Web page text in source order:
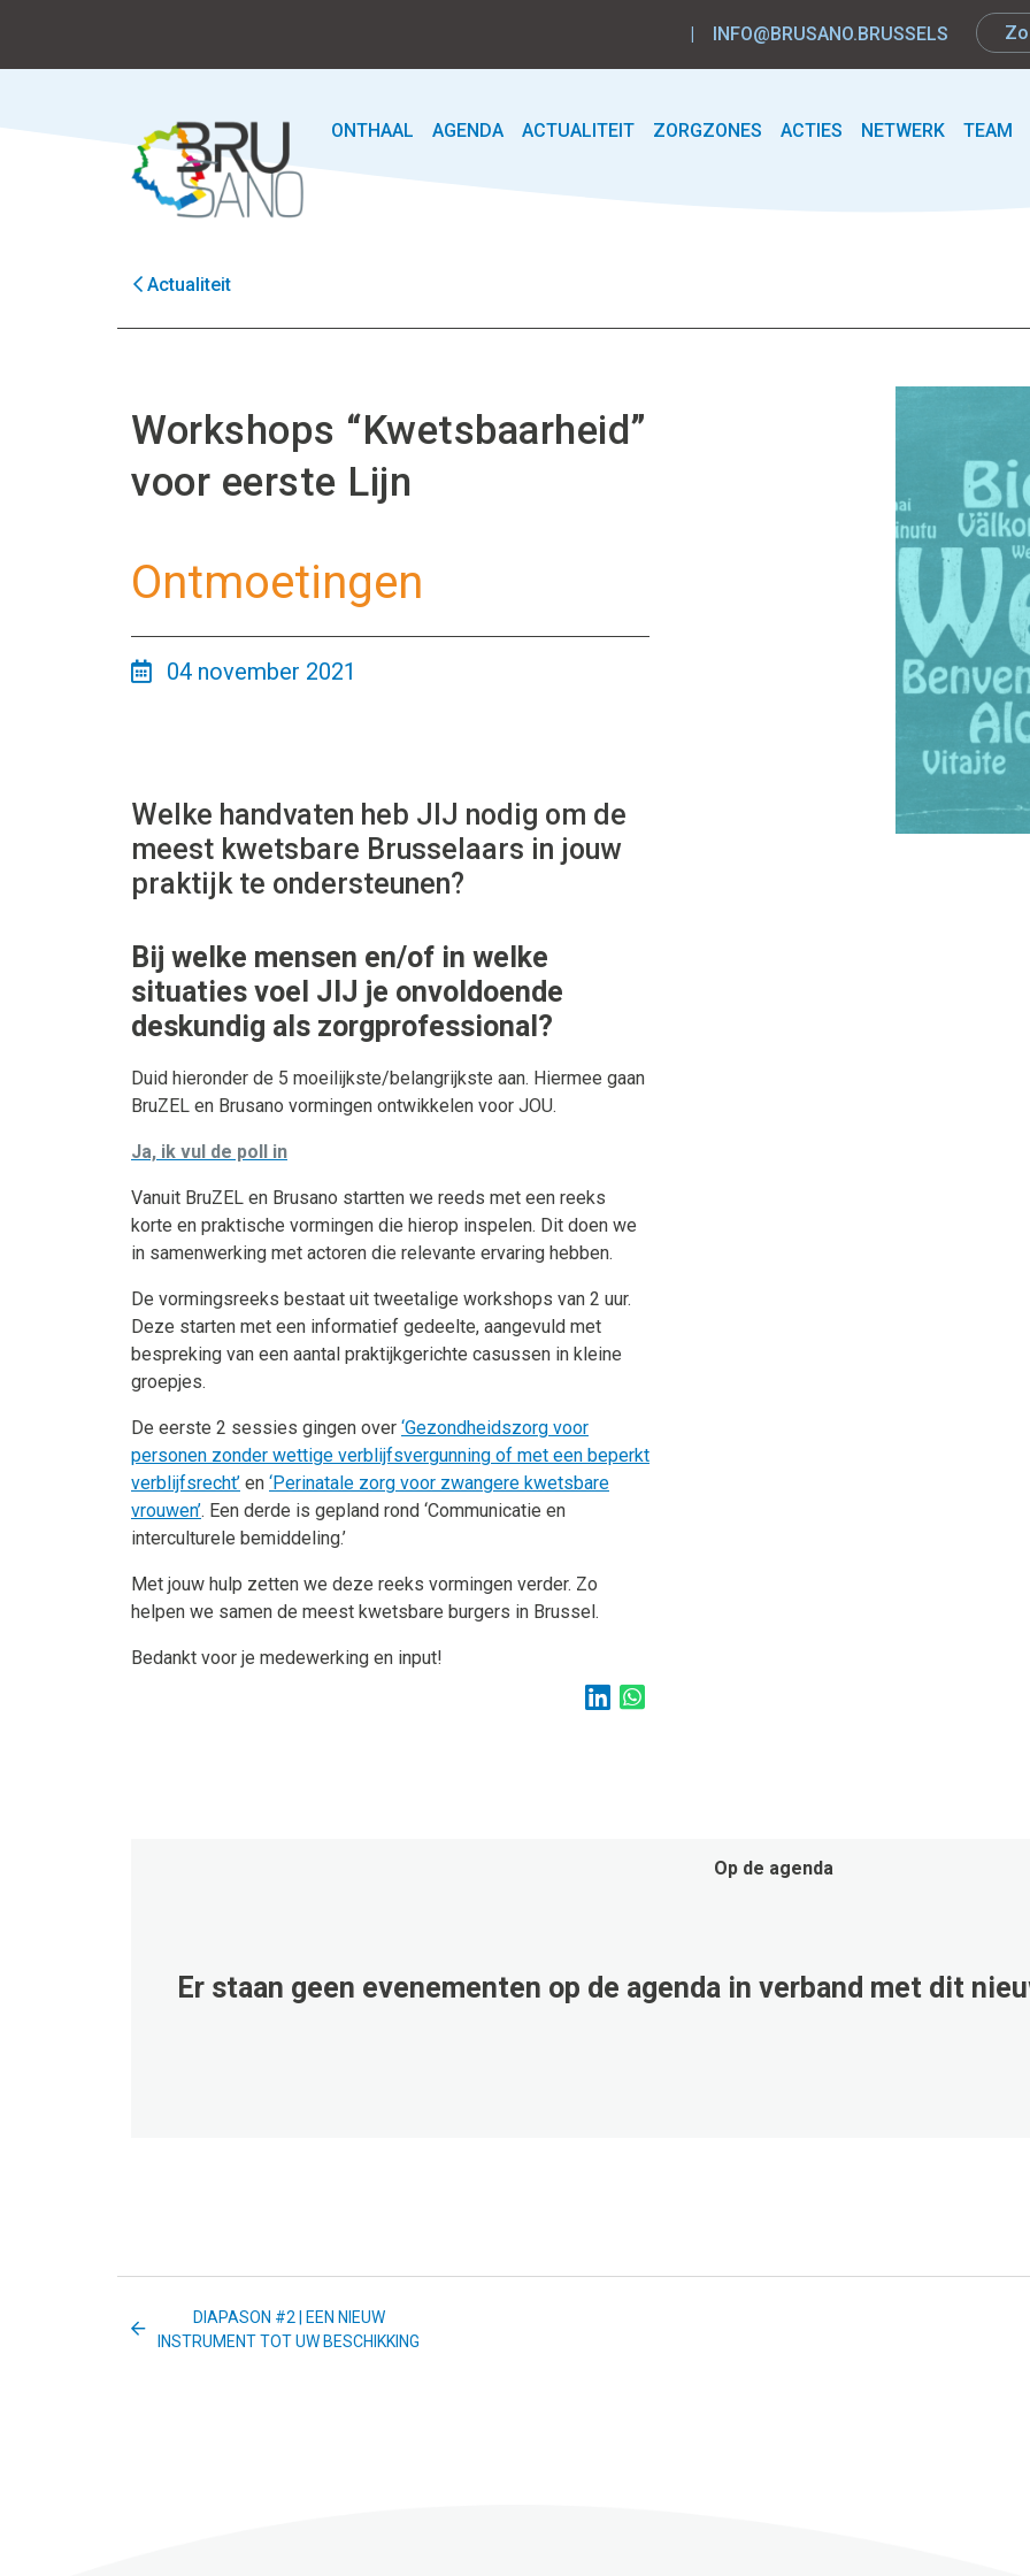
| INFO@BRUSANO.BRUSSELS
ONTHAAL AGENDA ACTUALITEIT ZORGZONES ACTIES NETWERK TEAM
Actualiteit
Workshops “Kwetsbaarheid”
voor eerste Lijn
Ontmoetingen
04 november 2021
Welke handvaten heb JIJ nodig om de
meest kwetsbare Brusselaars in jouw
praktijk te ondersteunen?
Bij welke mensen en/of in welke
situaties voel JIJ je onvoldoende
deskundig als zorgprofessional?
Duid hieronder de 5 moeilijkste/belangrijkste aan. Hiermee gaan
BruZEL en Brusano vormingen ontwikkelen voor JOU.
Ja, ik vul de poll in
Vanuit BruZEL en Brusano startten we reeds met een reeks
korte en praktische vormingen die hierop inspelen. Dit doen we
in samenwerking met actoren die relevante ervaring hebben.
De vormingsreeks bestaat uit tweetalige workshops van 2 uur.
Deze starten met een informatief gedeelte, aangevuld met
bespreking van een aantal praktijkgerichte casussen in kleine
groepjes.
De eerste 2 sessies gingen over ‘Gezondheidszorg voor
personen zonder wettige verblijfsvergunning of met een beperkt
verblijfsrecht’ en ‘Perinatale zorg voor zwangere kwetsbare
vrouwen’. Een derde is gepland rond ‘Communicatie en
interculturele bemiddeling.’
Met jouw hulp zetten we deze reeks vormingen verder. Zo
helpen we samen de meest kwetsbare burgers in Brussel.
Bedankt voor je medewerking en input!
Op de agenda
Er staan geen evenementen op de agenda in verband met dit
DIAPASON #2 | EEN NIEUW
INSTRUMENT TOT UW BESCHIKKING